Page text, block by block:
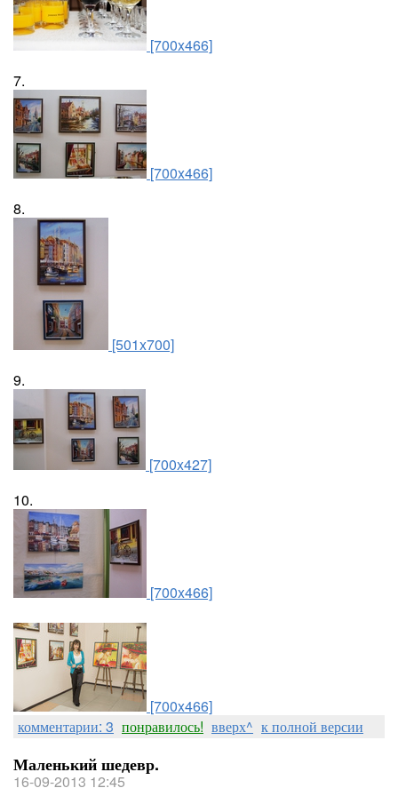
[700x466]
7.
[700x466]
8.
[501x700]
9.
[700x427]
10.
[700x466]
[700x466]
комментарии: 3 понравилось! вверх^ к полной версии
Маленький шедевр.
16-09-2013 12:45